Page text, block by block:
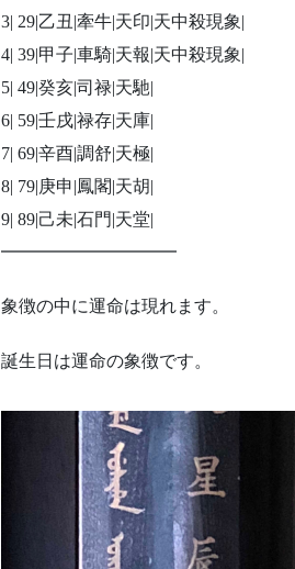
3| 29|乙丑|牽牛|天印|天中殺現象|
4| 39|甲子|車騎|天報|天中殺現象|
5| 49|癸亥|司禄|天馳|
6| 59|壬戌|禄存|天庫|
7| 69|辛酉|調舒|天極|
8| 79|庚申|鳳閣|天胡|
9| 89|己未|石門|天堂|
━━━━━━━━━━
象徴の中に運命は現れます。
誕生日は運命の象徴です。